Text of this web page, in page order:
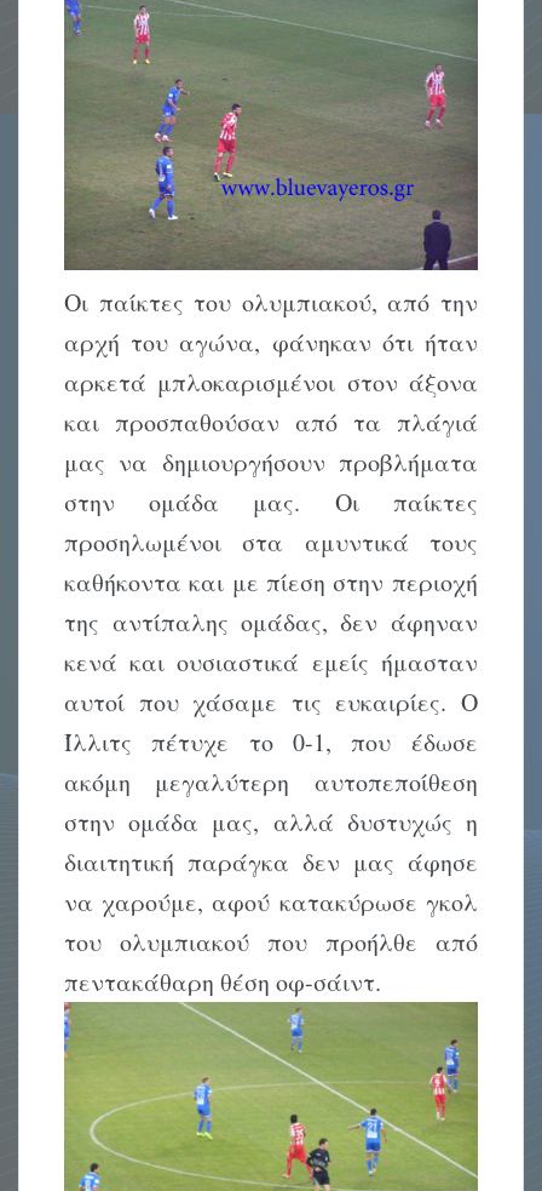
Οι παίκτες του ολυμπιακού, από την
αρχή του αγώνα, φάνηκαν ότι ήταν
αρκετά μπλοκαρισμένοι στον άξονα
και προσπαθούσαν από τα πλάγιά
μας να δημιουργήσουν προβλήματα
στην ομάδα μας. Οι παίκτες
προσηλωμένοι στα αμυντικά τους
καθήκοντα και με πίεση στην περιοχή
της αντίπαλης ομάδας, δεν άφηναν
κενά και ουσιαστικά εμείς ήμασταν
αυτοί που χάσαμε τις ευκαιρίες. Ο
Ίλλιτς πέτυχε το 0-1, που έδωσε
ακόμη μεγαλύτερη αυτοπεποίθεση
στην ομάδα μας, αλλά δυστυχώς η
διαιτητική παράγκα δεν μας άφησε
να χαρούμε, αφού κατακύρωσε γκολ
του ολυμπιακού που προήλθε από
πεντακάθαρη θέση οφ-σάιντ.